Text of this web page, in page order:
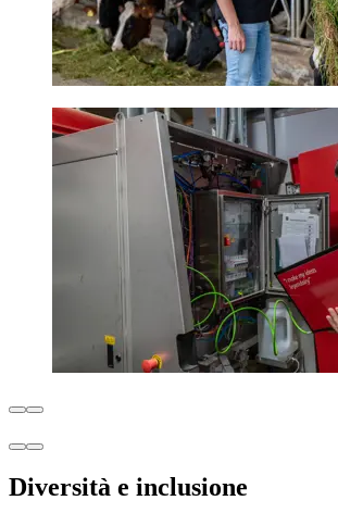
Diversità e inclusione